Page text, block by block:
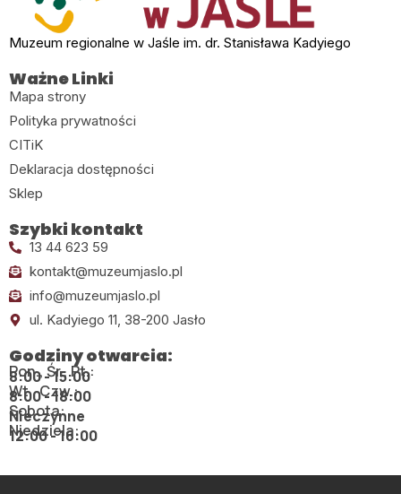
Muzeum regionalne w Jaśle im. dr. Stanisława Kadyiego
Ważne Linki
Mapa strony
Polityka prywatności
CITiK
Deklaracja dostępności
Sklep
Szybki kontakt
13 44 623 59
kontakt@muzeumjaslo.pl
info@muzeumjaslo.pl
ul. Kadyiego 11, 38-200 Jasło
Godziny otwarcia:
Pon., Śr., Pt.:
8:00 - 15:00
Wt., Czw.:
8:00 - 18:00
Sobota:
Nieczynne
Niedziela:
12:00 - 16:00